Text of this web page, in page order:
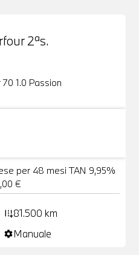
2ªs.
1.0 Passion
per 48 mesi TAN 9,95%
€
add_road81.500 km
settingsManuale